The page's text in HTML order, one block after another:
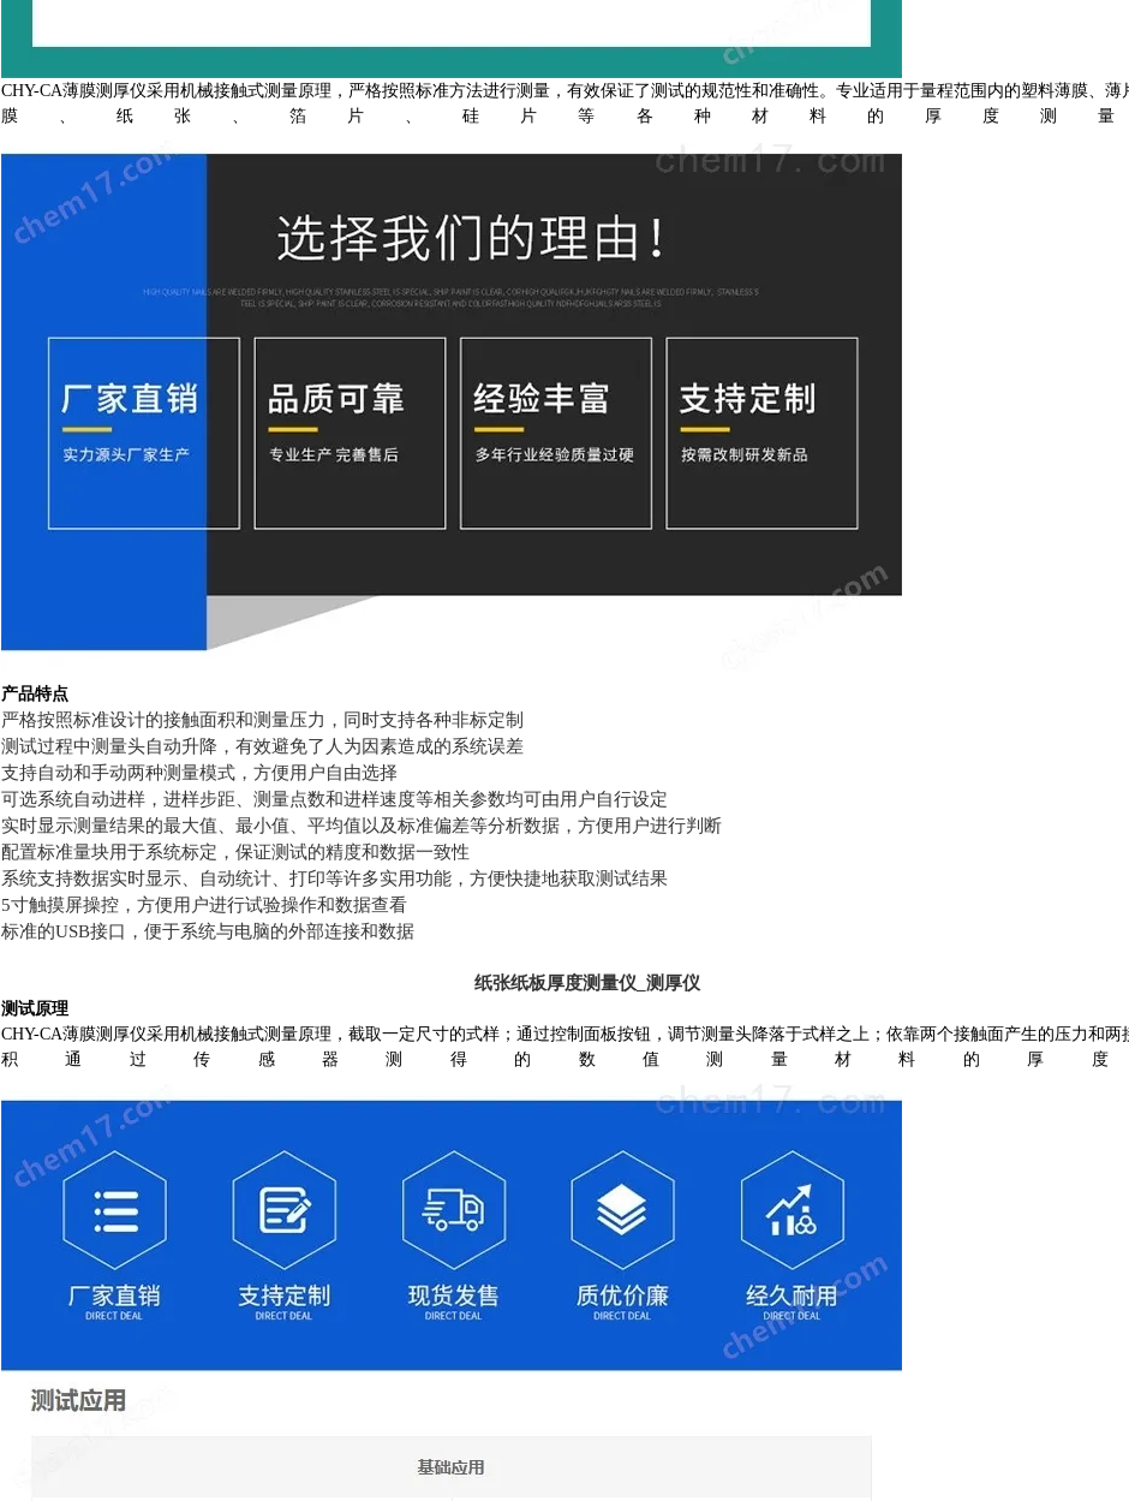
CHY-CA薄膜测厚仪采用机械接触式测量原理，严格按照标准方法进行测量，有效保证了测试的规范性和准确性。专业适用于量程范围内的塑料薄膜、薄
膜、纸张、箔片、硅片等各种材料的厚度测量
产品特点
严格按照标准设计的接触面积和测量压力，同时支持各种非标定制
测试过程中测量头自动升降，有效避免了人为因素造成的系统误差
支持自动和手动两种测量模式，方便用户自由选择
可选系统自动进样，进样步距、测量点数和进样速度等相关参数均可由用户自行设定
实时显示测量结果的最大值、最小值、平均值以及标准偏差等分析数据，方便用户进行判断
配置标准量块用于系统标定，保证测试的精度和数据一致性
系统支持数据实时显示、自动统计、打印等许多实用功能，方便快捷地获取测试结果
5寸触摸屏操控，方便用户进行试验操作和数据查看
标准的USB接口，便于系统与电脑的外部连接和数据
纸张纸板厚度测量仪_测厚仪
测试原理
CHY-CA薄膜测厚仪采用机械接触式测量原理，截取一定尺寸的式样；通过控制面板按钮，调节测量头降落于式样之上；依靠两个接触面产生的压力和两
积通过传感器测得的数值测量材料的厚度